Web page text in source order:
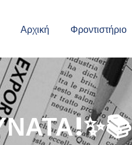
Αρχική Φροντιστήριο